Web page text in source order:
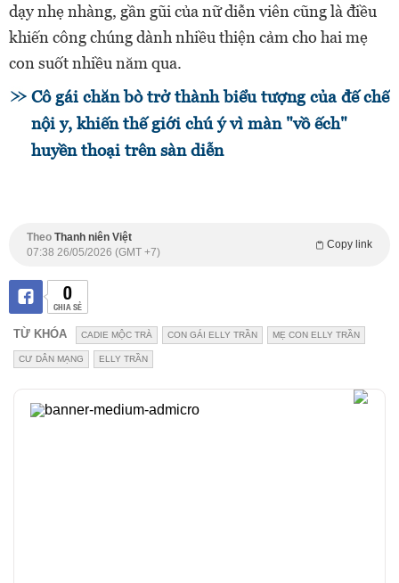
dạy nhẹ nhàng, gần gũi của nữ diễn viên cũng là điều
khiến công chúng dành nhiều thiện cảm cho hai mẹ
con suốt nhiều năm qua.
Cô gái chăn bò trở thành biểu tượng của đế chế
nội y, khiến thế giới chú ý vì màn "vồ ếch"
huyền thoại trên sàn diễn
Theo Thanh niên Việt
Copy link
07:38 26/05/2026 (GMT +7)
0
CHIA SẺ
TỪ KHÓA CADIE MỘC TRÀ CON GÁI ELLY TRẦN MẸ CON ELLY TRẦN
CƯ DÂN MẠNG ELLY TRẦN